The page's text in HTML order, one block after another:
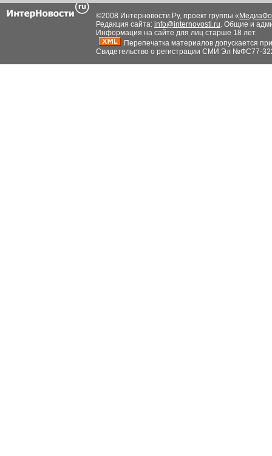
©2008 Интерновости.Ру, проект группы «
Редакция сайта: info@internovosti.ru. Общие и
Информация на сайте для лиц старше 18 лет.
Перепечатка материалов допускается
Свидетельство о регистрации СМИ Эл №ФС77-